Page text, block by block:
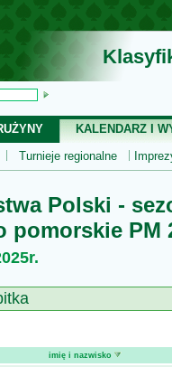
KALENDARZ I
Turnieje regionalne
Polski -
PM
imię i nazwisko